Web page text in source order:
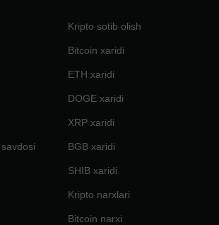
Kripto sotib olish
Bitcoin xaridi
ETH xaridi
DOGE xaridi
XRP xaridi
BGB xaridi
SHIB xaridi
Kripto narxlari
Bitcoin narxi